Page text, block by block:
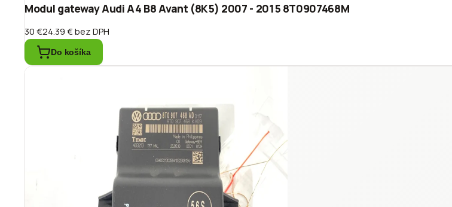
Modul gateway Audi A4 B8 Avant (8K5) 2007 - 2015 8T0907468M
30 €24.39 €bez DPH
Do košíka